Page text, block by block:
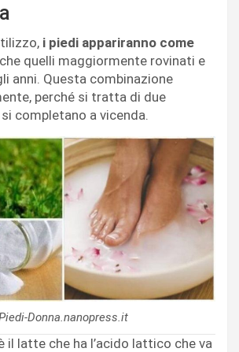
i piedi appariranno come
quelli maggiormente rovinati e
anni. Questa combinazione
perché si tratta di due
completano a vicenda.
Donna.nanopress.it
il latte che ha l’acido lattico che va